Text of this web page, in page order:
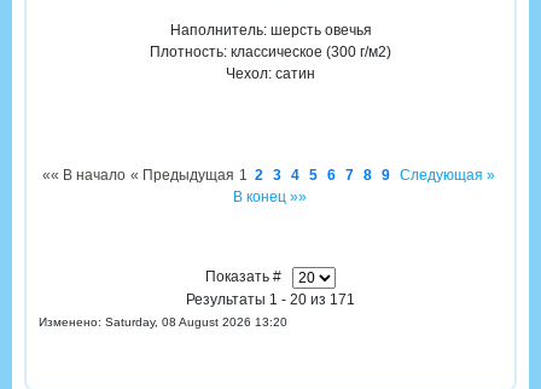
Наполнитель: шерсть овечья
Плотность: классическое (300 г/м2)
Чехол: сатин
«« В начало « Предыдущая 1 2 3 4 5 6 7 8 9 Следующая »
В конец »»
Показать #
Результаты 1 - 20 из 171
Изменено: Saturday, 08 August 2026 13:20